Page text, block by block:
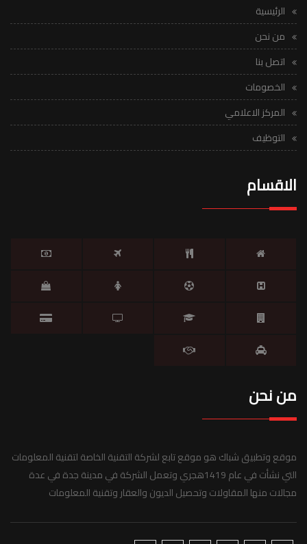
الرئيسية
من نحن
اتصل بنا
الخصومات
المركز الاعلامي
التوظيف
الاقسام
من نحن
موقع وتطبيق شباك هو موقع تابع لشركة التقنية الخاصة لتقنية المعلومات
التي نشأت في عام 1419هجري وتعمل الشركة في مدينة جدة في عدة
مجالات منها المقاولات وتحصيل الديون والعقار وتقنية المعلومات